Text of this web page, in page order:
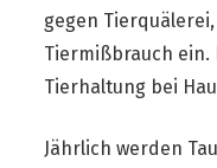
gegen
Tiermißbrauch
Tierhaltung bei
Jährlich werden